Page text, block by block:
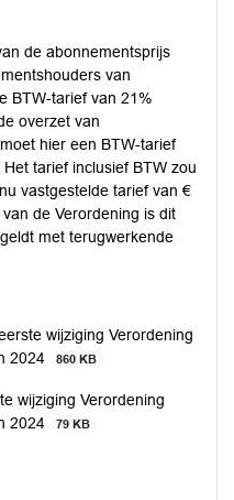
de abonnementsprijs
van
BTW-tarief van 21%
overzet van
hier een BTW-tarief
tarief inclusief BTW zou
vastgestelde tarief van €
de Verordening is dit
met terugwerkende
wijziging Verordening
2024
860 KB
wijziging Verordening
2024
79 KB